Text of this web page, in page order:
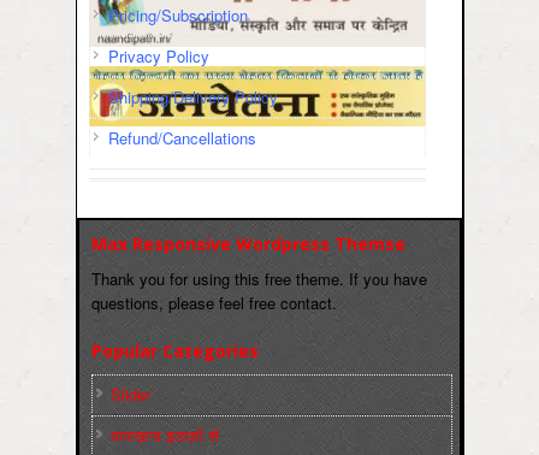
Pricing/Subscription
Privacy Policy
Shipping/Delivery Policy
Refund/Cancellations
Max Responsive Wordpress Themse
Thank you for using this free theme. If you have
questions, please feel free contact.
Popular Categories
Slider
कारख़ाना इलाक़ों से